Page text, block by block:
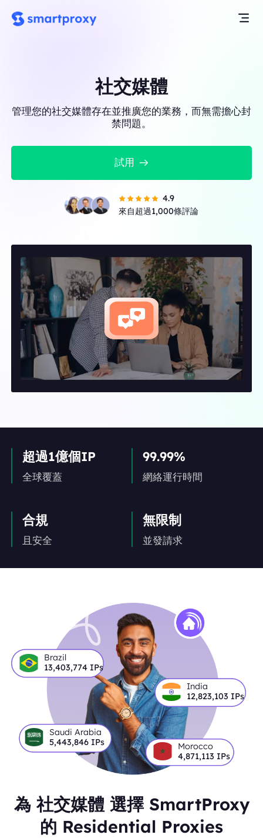
社交媒體
管理您的社交媒體存在並推廣您的業務，而無需擔心封
禁問題。
試用
4.9
來自超過1,000條評論
超過1億個IP
全球覆蓋
99.99%
網絡運行時間
合規
且安全
無限制
並發請求
Brazil
13,403,774IPs
India
12,823,103 IPs
Saudi Arabia
5,443,846 IPs
Morocco
4,871,113 IPs
為 社交媒體 選擇 SmartProxy
的 Residential Proxies